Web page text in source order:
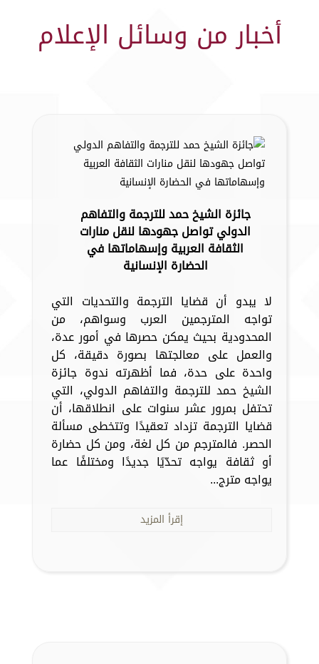
أخبار من وسائل الإعلام
جائزة الشيخ حمد للترجمة والتفاهم
الدولي تواصل جهودها لنقل منارات
الثقافة العربية وإسهاماتها في
الحضارة الإنسانية
لا يبدو أن قضايا الترجمة والتحديات التي
تواجه المترجمين العرب وسواهم، من
المحدودية بحيث يمكن حصرها في أمور عدة،
والعمل على معالجتها بصورة دقيقة، كل
واحدة على حدة، فما أظهرته ندوة جائزة
الشيخ حمد للترجمة والتفاهم الدولي، التي
تحتفل بمرور عشر سنوات على انطلاقها، أن
قضايا الترجمة تزداد تعقيدًا وتتخطى مسألة
الحصر. فالمترجم من كل لغة، ومن كل حضارة
أو ثقافة يواجه تحدّيًا جديدًا ومختلفًا عما
يواجه مترج...
إقرأ المزيد